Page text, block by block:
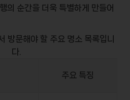
의 순간을 더욱 특별하게 만들어
방문해야 할 주요 명소 목록입니
다.
주요 특징